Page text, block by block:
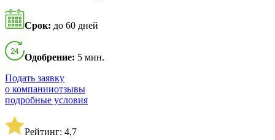
Срок: до 60 дней
Одобрение: 5 мин.
Подать заявку
о компанииотзывы
подробные условия
Рейтинг: 4,7